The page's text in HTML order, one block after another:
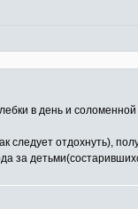
в день и соломенной
следует отдохнуть),
за